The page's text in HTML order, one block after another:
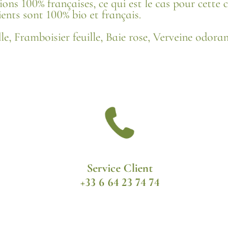
100% françaises, ce qui est le cas pour cette
sont 100% bio et français.
Framboisier feuille, Baie rose, Verveine
Service Client
+33 6 64 23 74 74